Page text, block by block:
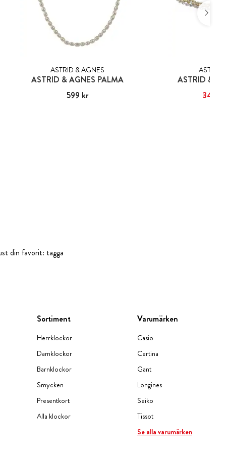
ASTRID & AGNES
ASTRID & AGNES PALMA
Pris:599 kr
599 kr
ASTRID
ASTRID &
Nuvarande pris349 kr
din favorit: tagga
Sortiment
Herrklockor
Damklockor
Barnklockor
Smycken
Presentkort
Alla klockor
Varumärken
Casio
Certina
Gant
Longines
Seiko
Tissot
Se alla varumärken